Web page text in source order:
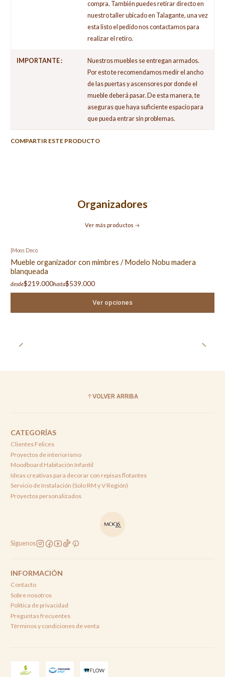
compra. También puedes retirar directo en
nuestro taller ubicado en Talagante, una vez
esta listo el pedido nos contactamos para
realizar el retiro.
IMPORTANTE :
Nuestros muebles se entregan armados.
Por esto te recomendamos medir el ancho
de las puertas y ascensores por donde el
mueble deberá pasar. De esta manera, te
aseguras que haya suficiente espacio para
que pueda entrar sin problemas.
COMPARTIR ESTE PRODUCTO
Organizadores
Ver más productos
Moos Deco
Mueble organizador con mimbres / Modelo Nobu madera
blanqueada
desde$219.000hasta$539.000
Ver opciones
VOLVER ARRIBA
CATEGORÍAS
Clientes Felices
Proyectos de interiorismo
Moodboard Habitación Infantil
Ideas creativas para decorar con repisas flotantes
Servicio de Instalación (Solo RM y V Región)
Proyectos personalizados
Síguenos
INFORMACIÓN
Contacto
Sobre nosotros
Política de privacidad
Preguntas frecuentes
Términos y condiciones de venta